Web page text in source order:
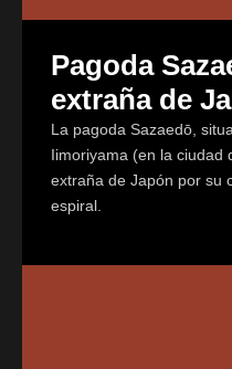
Pagoda
extraña de
La pagoda Sazaedō,
Iimoriyama (en la ciudad
extraña de Japón por su
espiral.